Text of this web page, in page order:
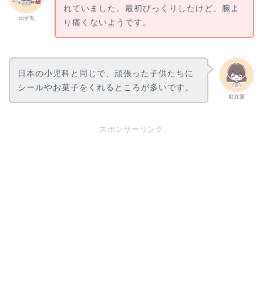
ゆず丸
れていました。最初びっくりしたけど、腕よ
り痛くないようです。
駐在妻
日本の小児科と同じで、頑張った子供たちに
シールやお菓子をくれるところが多いです。
スポンサーリンク